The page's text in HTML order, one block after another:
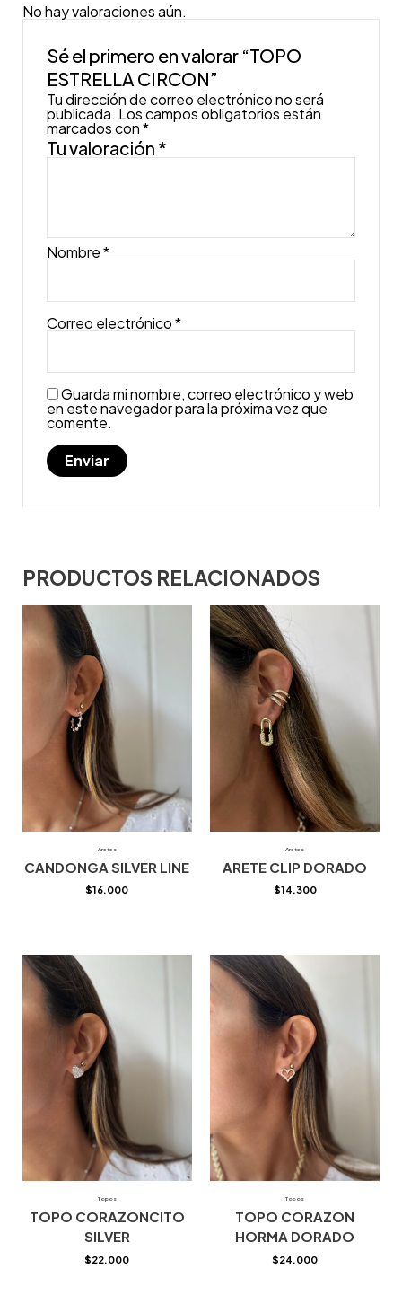
No hay valoraciones aún.
Sé el primero en valorar “TOPO
ESTRELLA CIRCON”
Tu dirección de correo electrónico no será
publicada. Los campos obligatorios están
marcados con*
Tu valoración *
Nombre*
Correo electrónico*
Guarda mi nombre, correo electrónico y web
en este navegador para la próxima vez que
comente.
PRODUCTOS RELACIONADOS
Aretes
CANDONGA SILVER LINE
$16.000
Aretes
ARETE CLIP DORADO
$14.300
Topos
TOPO CORAZONCITO
SILVER
$22.000
Topos
TOPO CORAZON
HORMA DORADO
$24.000